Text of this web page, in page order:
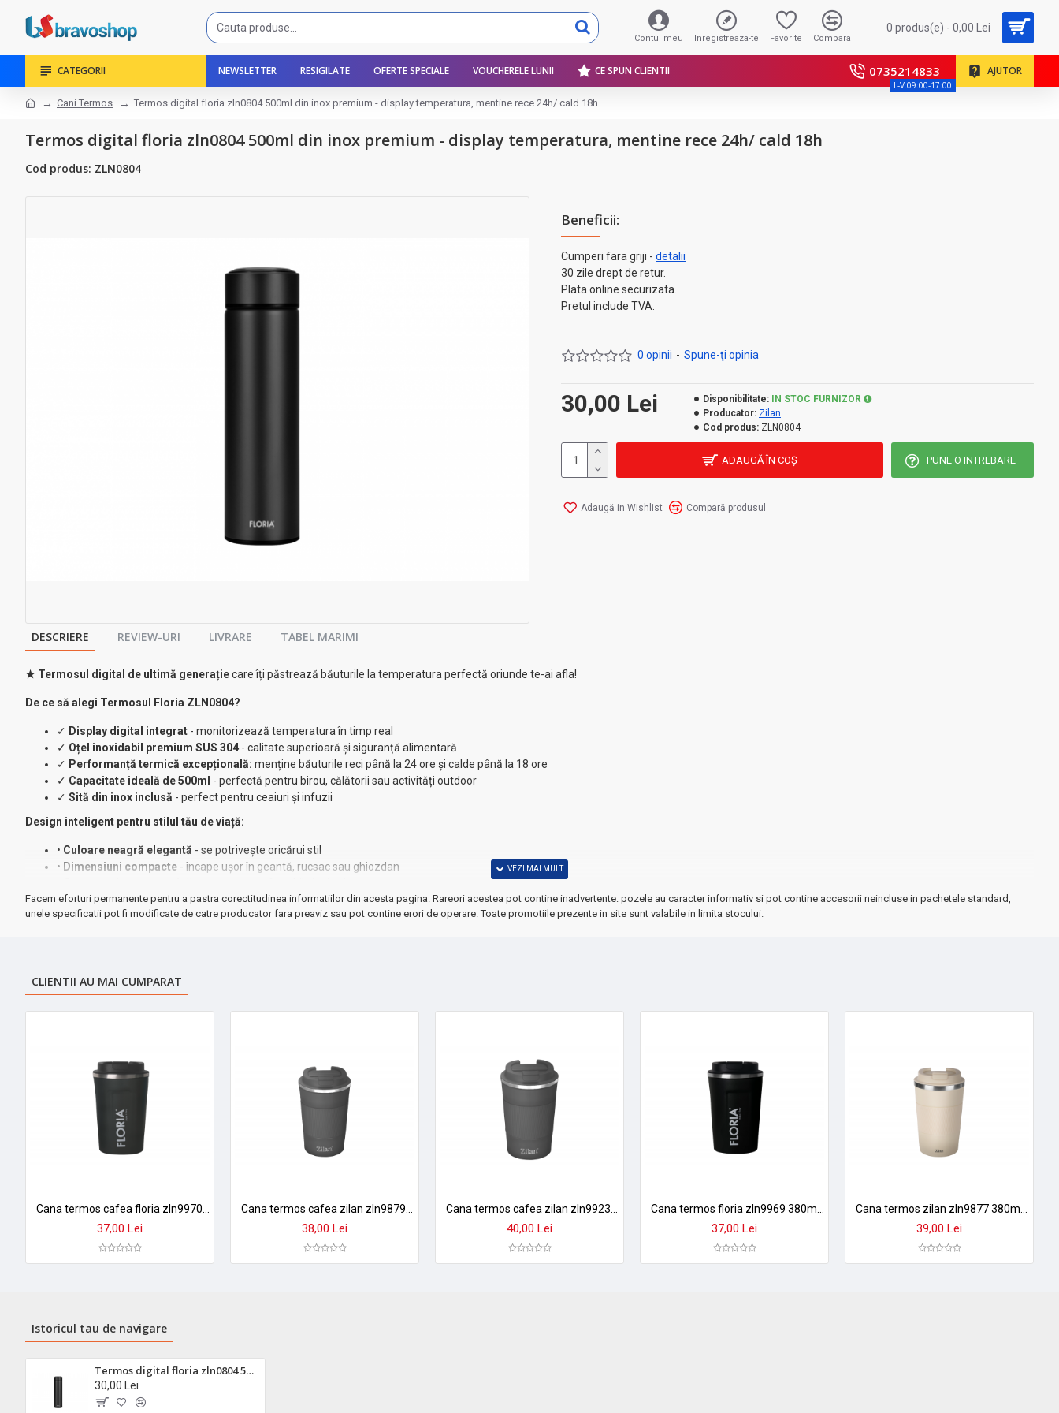
Contul meu Inregistreaza-te Favorite Compara
0 produs(e) - 0,00 Lei
CATEGORII NEWSLETTER RESIGILATE OFERTE SPECIALE VOUCHERELE LUNII CE SPUN CLIENTII 0735214833
L-V:09:00-17:00
AJUTOR
Cani Termos Termos digital floria zln0804 500ml din inox premium - display temperatura, mentine rece 24h/ cald 18h
Termos digital floria zln0804 500ml din inox premium - display temperatura, mentine rece 24h/ cald 18h
Cod produs: ZLN0804
Beneficii:
Cumperi fara griji - detalii
30 zile drept de retur.
Plata online securizata.
Pretul include TVA.
0 opinii - Spune-ţi opinia
30,00 Lei Disponibilitate:
IN STOC FURNIZOR
Producator: Zilan
Cod produs: ZLN0804
ADAUGĂ ÎN COŞ PUNE O INTREBARE
Adaugă in Wishlist Compară produsul
DESCRIERE REVIEW-URI LIVRARE TABEL MARIMI
★ Termosul digital de ultimă generațiecare îți păstrează băuturile la temperatura perfectă oriunde te-ai afla!
De ce să alegi Termosul Floria ZLN0804?
✓ Display digital integrat - monitorizează temperatura în timp real
✓ Oțel inoxidabil premium SUS 304 - calitate superioară și siguranță alimentară
✓ Performanță termică excepțională: menține băuturile reci până la 24 ore și calde până la 18 ore
✓ Capacitate ideală de 500ml - perfectă pentru birou, călătorii sau activități outdoor
✓ Sită din inox inclusă - perfect pentru ceaiuri și infuzii
Design inteligent pentru stilul tău de viață:
• Culoare neagră elegantă - se potrivește oricărui stil
• Dimensiuni compacte - încape ușor în geantă, rucsac sau ghiozdan
•Curățare simplă- întreținere minimă, durabilitate maximă ⚡
★ Investiție inteligentăîn confortul tău zilnic - economisești timp și bani renunțând la băuturile cumpărate din magazine!
Facem eforturi permanente pentru a pastra corectitudinea informatiilor din acesta pagina. Rareori acestea pot contine inadvertente: pozele au caracter informativ si pot contine accesorii neincluse in pachetele standard,
unele specificatii pot fi modificate de catre producator fara preaviz sau pot contine erori de operare. Toate promotiile prezente in site sunt valabile in limita stocului.
CLIENTII AU MAI CUMPARAT
Cana termos cafea floria zln9970 - 380ml, inox, pereti dubli, mentine temperatura 8h
37,00 Lei
Cana termos cafea zilan zln9879 - 380ml, inox, perete dublu, mentine temperatura 8h, gri
38,00 Lei
Cana termos cafea zilan zln9923, 510ml - inox, pereti dubli, mentine temperatura 12h
40,00 Lei
Cana termos floria zln9969 380ml - inox, pereti dubli, izolare termica 8h, negru
37,00 Lei
Cana termos zilan zln9877 380ml - inox, perete dublu, mentine temperatura 8h, crem
39,00 Lei
Istoricul tau de navigare
Termos digital floria zln0804 500ml din inox premium - display temperatura, mentine rece 24h/ cald 18h
30,00 Lei